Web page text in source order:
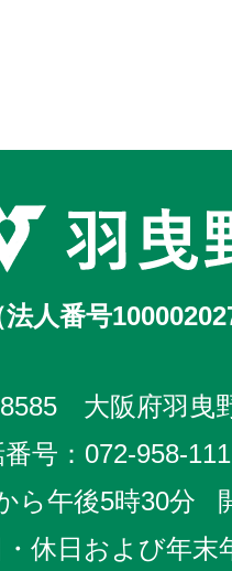
法人番号
大阪府羽曳
号： 072-958-
ら午後5時30分
・休日および年